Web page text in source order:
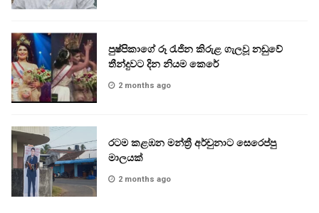
පුෂ්පිකාගේ රූ රැජින කිරුළ ගැලවූ නඩුවේ
තීන්දුවට දින නියම කෙරේ
2 months ago
රටම කළඹන මන්ත්‍රී අර්චුනාට සෙරෙප්පු
මාලයක්
2 months ago